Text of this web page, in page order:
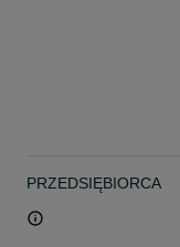
Alufelgi pasują do
Jeżeli nie jesteś
Obejrzyj moje
--> --> DZWONIĄC
PRZEDSIĘBIORCA